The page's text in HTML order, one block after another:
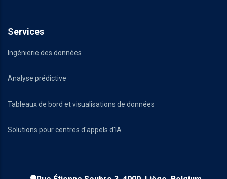
Services
Ingénierie des données
Analyse prédictive
Tableaux de bord et visualisations de données
Solutions pour centres d'appels d'IA